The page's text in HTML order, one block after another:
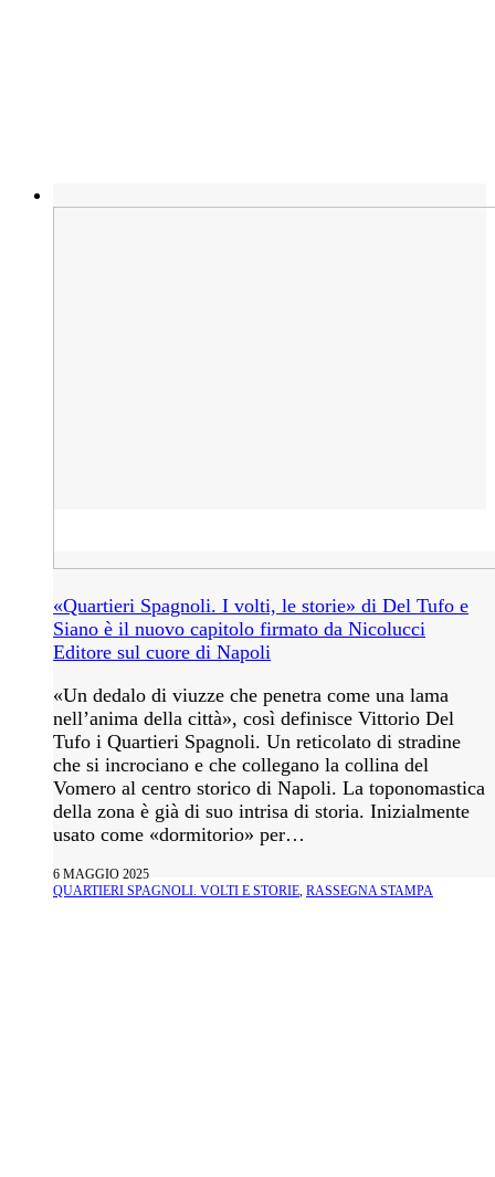
«Quartieri Spagnoli. I volti, le storie» di Del Tufo e
Siano è il nuovo capitolo firmato da Nicolucci
Editore sul cuore di Napoli
«Un dedalo di viuzze che penetra come una lama
nell’anima della città», così definisce Vittorio Del
Tufo i Quartieri Spagnoli. Un reticolato di stradine
che si incrociano e che collegano la collina del
Vomero al centro storico di Napoli. La toponomastica
della zona è già di suo intrisa di storia. Inizialmente
usato come «dormitorio» per…
6 MAGGIO 2025
QUARTIERI SPAGNOLI. VOLTI E STORIE, RASSEGNA STAMPA